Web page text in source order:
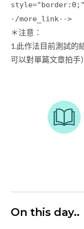
-/more_link-->
＊注意：
1.此作法目前測試的
可以對單篇文章拍手）
On this day..